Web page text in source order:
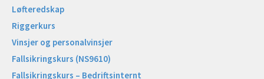
Løfteredskap
Riggerkurs
Vinsjer og personalvinsjer
Fallsikringskurs (NS9610)
Fallsikringskurs – Bedriftsinternt